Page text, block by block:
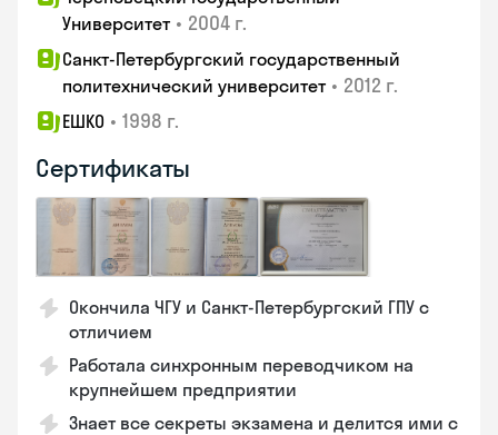
Университет • 2004 г.
Санкт-Петербургский государственный
политехнический университет • 2012 г.
ЕШКО • 1998 г.
Сертификаты
Окончила ЧГУ и Санкт-Петербургский ГПУ с
отличием
Работала синхронным переводчиком на
крупнейшем предприятии
Знает все секреты экзамена и делится ими с